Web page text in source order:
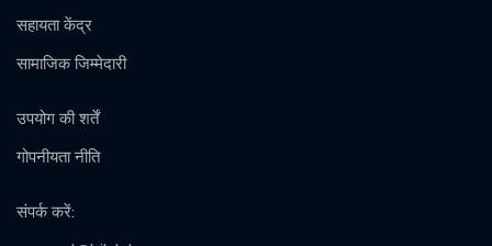
सहायता केंद्र
सामाजिक जिम्मेदारी
उपयोग की शर्तें
गोपनीयता नीति
संपर्क करें: